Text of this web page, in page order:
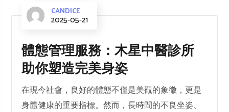
CANDICE
2025-05-21
體態管理服務：木星中醫診所
助你塑造完美身姿
在現今社會，良好的體態不僅是美觀的象徵，更是
身體健康的重要指標。然而，長時間的不良坐姿、